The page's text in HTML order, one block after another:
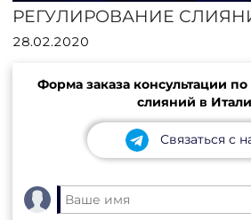
РЕГУЛИРОВАНИЕ
28.02.2020
Форма заказа консультации
слияний в
Связаться с